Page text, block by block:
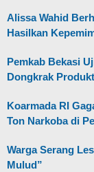
Alissa Wahid
Hasilkan
Pemkab Bekasi
Dongkrak
Koarmada RI
Ton Narkoba di
Warga Serang
Mulud”